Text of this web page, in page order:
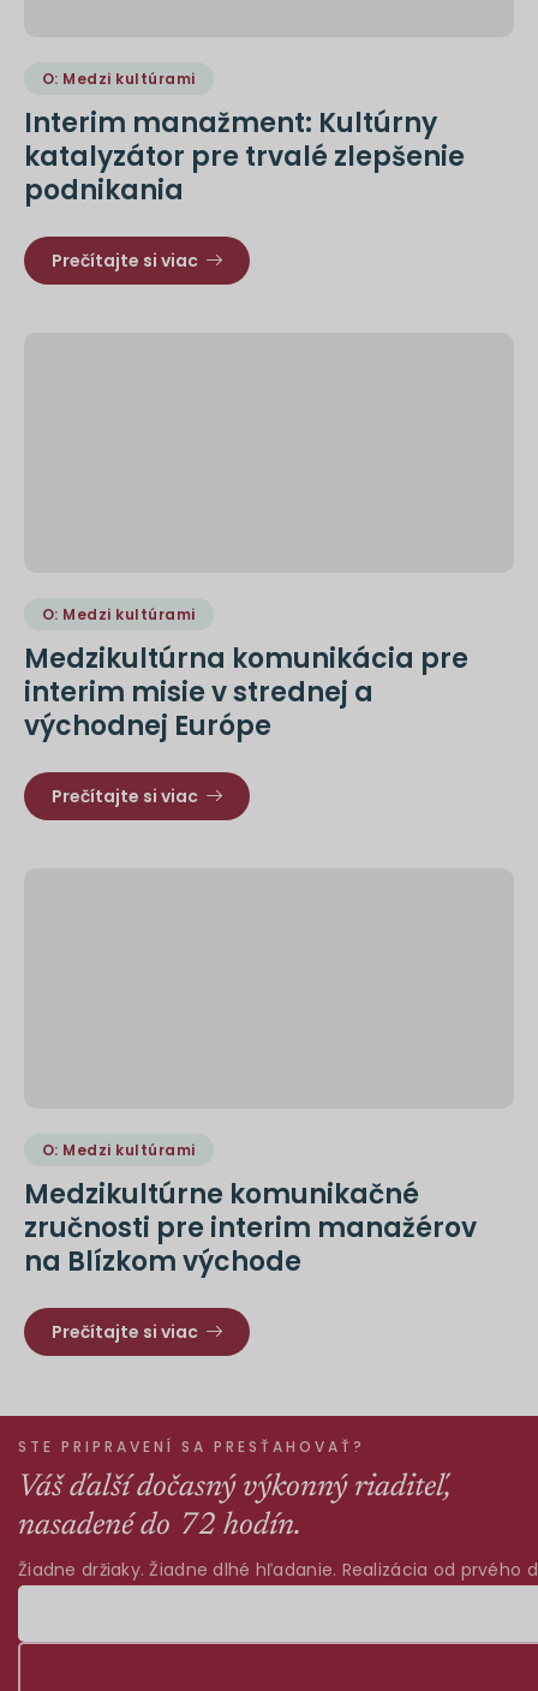
O: Medzi kultúrami
Interim manažment: Kultúrny
katalyzátor pre trvalé zlepšenie
podnikania
Prečítajte si viac
O: Medzi kultúrami
Medzikultúrna komunikácia pre
interim misie v strednej a
východnej Európe
Prečítajte si viac
O: Medzi kultúrami
Medzikultúrne komunikačné
zručnosti pre interim manažérov
na Blízkom východe
Prečítajte si viac
STE PRIPRAVENÍ SA PRESŤAHOVAŤ?
Váš ďalší dočasný výkonný riaditeľ,
nasadené do 72 hodín.
Žiadne držiaky. Žiadne dlhé hľadanie. Realizácia od prvého